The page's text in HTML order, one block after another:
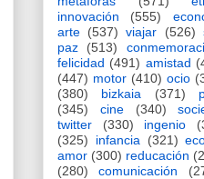
innovación
(555)
arte (537) viajar (526)
paz
(513)
felicidad (491) amistad
(447) motor (410) ocio
(380)
bizkaia (371)
(345)
cine (340)
twitter
(330) ingenio
(325)
infancia (321)
amor (300) reducación
(280)
comunicación